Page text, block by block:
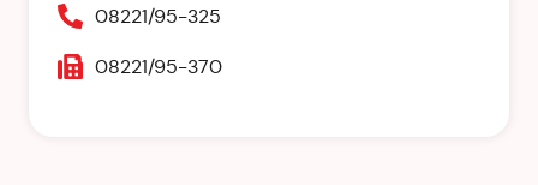
08221/95-325
08221/95-370